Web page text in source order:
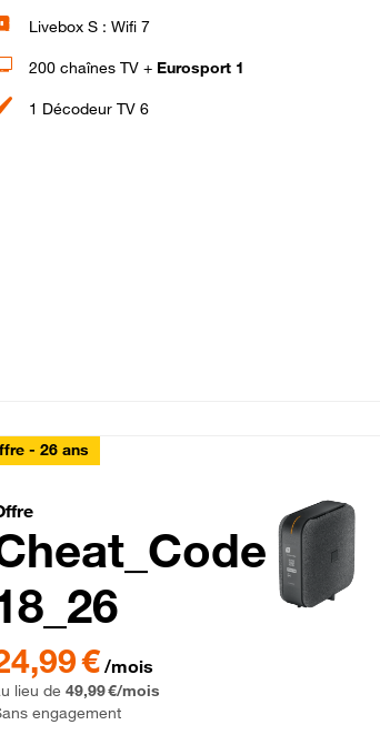
Livebox S : Wifi 7
200 chaînes TV + Eurosport 1
1 Décodeur TV 6
- 26 ans
€/mois
lieu de 49,99 €/mois
engagement